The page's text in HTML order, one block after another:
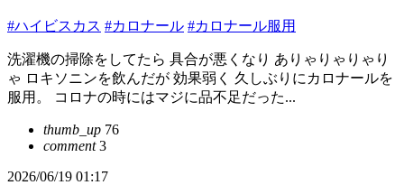
#ハイビスカス #カロナール #カロナール服用
洗濯機の掃除をしてたら 具合が悪くなり ありゃりゃりゃり
ゃ ロキソニンを飲んだが 効果弱く 久しぶりにカロナールを
服用。 コロナの時にはマジに品不足だった...
thumb_up 76
comment3
2026/06/19 01:17